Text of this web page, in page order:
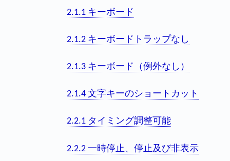
2.1.1 キーボード
2.1.2 キーボードトラップなし
2.1.3 キーボード（例外なし）
2.1.4 文字キーのショートカット
2.2.1 タイミング調整可能
2.2.2 一時停止、停止及び非表示